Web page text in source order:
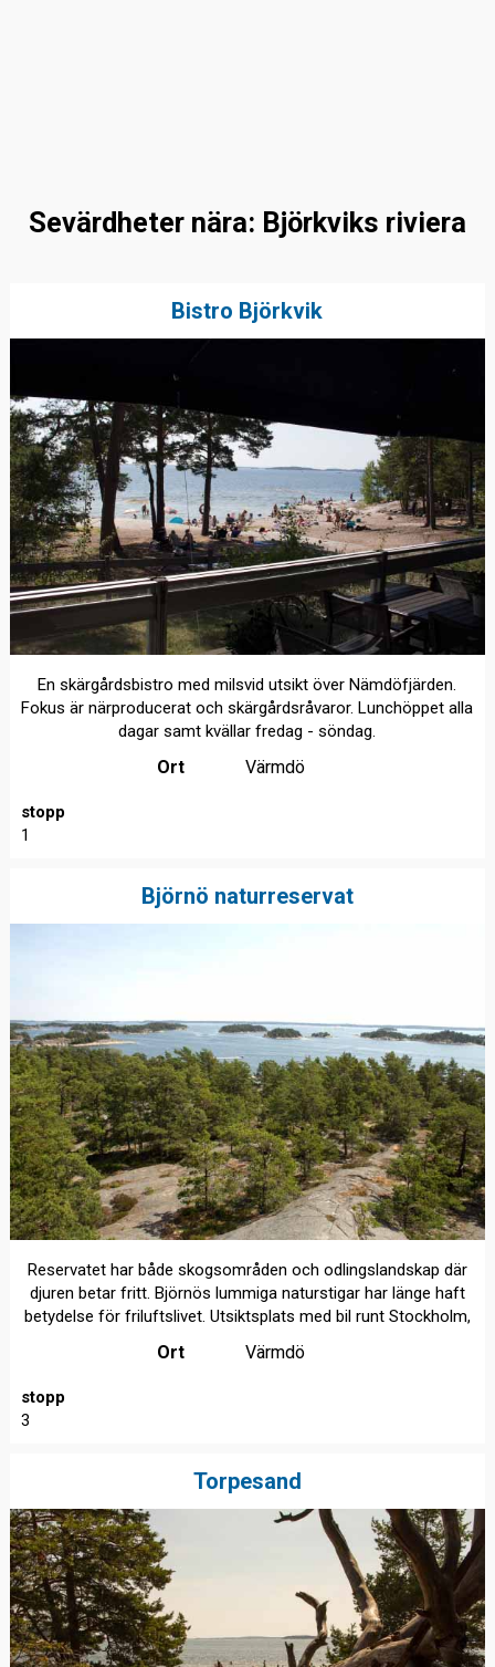
Sevärdheter nära: Björkviks riviera
Bistro Björkvik
En skärgårdsbistro med milsvid utsikt över Nämdöfjärden.
Fokus är närproducerat och skärgårdsråvaror. Lunchöppet alla
dagar samt kvällar fredag - söndag.
Ort Värmdö
stopp
1
Björnö naturreservat
Reservatet har både skogsområden och odlingslandskap där
djuren betar fritt. Björnös lummiga naturstigar har länge haft
betydelse för friluftslivet. Utsiktsplats med bil runt Stockholm,
Ort Värmdö
stopp
3
Torpesand